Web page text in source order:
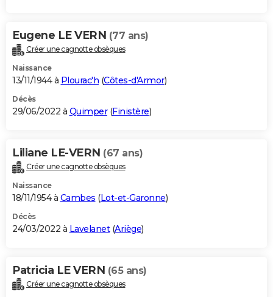
Eugene LE VERN (77 ans)
Créer une cagnotte obsèques
Naissance
13/11/1944 à Plourac'h (Côtes-d'Armor)
Décès
29/06/2022 à Quimper(Finistère)
Liliane LE-VERN (67 ans)
Créer une cagnotte obsèques
Naissance
18/11/1954 à Cambes (Lot-et-Garonne)
Décès
24/03/2022 à Lavelanet(Ariège)
Patricia LE VERN (65 ans)
Créer une cagnotte obsèques